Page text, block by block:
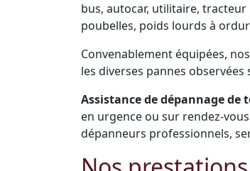
bus, autocar, utilitaire, tracteur
poubelles, poids lourds à
Convenablement équipées, nos
les diverses pannes observées
Assistance de dépannage de
en urgence ou sur rendez-
dépanneurs professionnels,